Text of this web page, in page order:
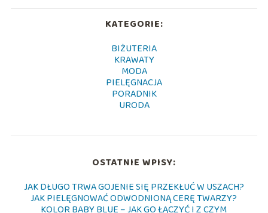
KATEGORIE:
BIŻUTERIA
KRAWATY
MODA
PIELĘGNACJA
PORADNIK
URODA
OSTATNIE WPISY:
JAK DŁUGO TRWA GOJENIE SIĘ PRZEKŁUĆ W USZACH?
JAK PIELĘGNOWAĆ ODWODNIONĄ CERĘ TWARZY?
KOLOR BABY BLUE – JAK GO ŁĄCZYĆ I Z CZYM